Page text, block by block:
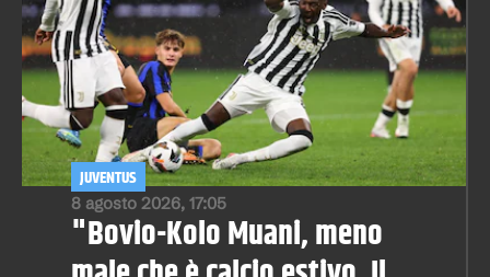
8 agosto 2026, 17:05
JUVENTUS
"Bovio-Kolo Muani, meno